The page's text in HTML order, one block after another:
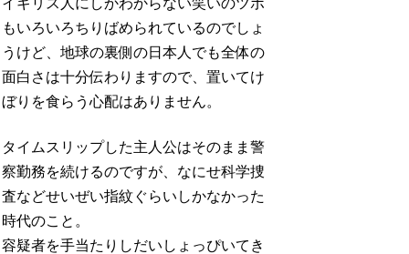
イギリス人にしかわからない笑いのツボ
もいろいろちりばめられているのでしょ
うけど、地球の裏側の日本人でも全体の
面白さは十分伝わりますので、置いてけ
ぼりを食らう心配はありません。
タイムスリップした主人公はそのまま警
察勤務を続けるのですが、なにせ科学捜
査などせいぜい指紋ぐらいしかなかった
時代のこと。
容疑者を手当たりしだいしょっぴいてき